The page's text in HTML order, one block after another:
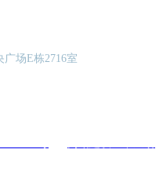
场E栋2716室